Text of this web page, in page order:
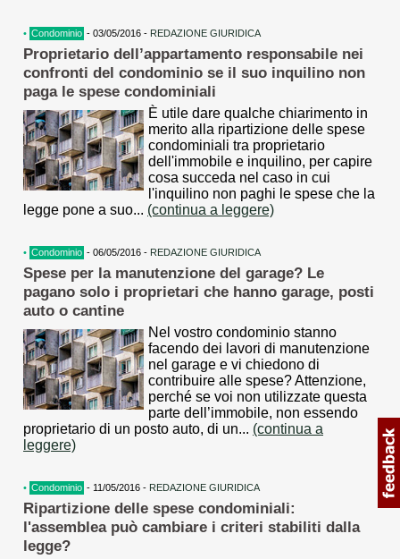
• Condominio - 03/05/2016 - REDAZIONE GIURIDICA
Proprietario dell’appartamento responsabile nei
confronti del condominio se il suo inquilino non
paga le spese condominiali
È utile dare qualche chiarimento in
merito alla ripartizione delle spese
condominiali tra proprietario
dell'immobile e inquilino, per capire
cosa succeda nel caso in cui
l'inquilino non paghi le spese che la
legge pone a suo... (continua a leggere)
• Condominio - 06/05/2016 - REDAZIONE GIURIDICA
Spese per la manutenzione del garage? Le
pagano solo i proprietari che hanno garage, posti
auto o cantine
Nel vostro condominio stanno
facendo dei lavori di manutenzione
nel garage e vi chiedono di
contribuire alle spese? Attenzione,
perché se voi non utilizzate questa
parte dell’immobile, non essendo
proprietario di un posto auto, di un... (continua a
leggere)
• Condominio - 11/05/2016 - REDAZIONE GIURIDICA
Ripartizione delle spese condominiali:
l'assemblea può cambiare i criteri stabiliti dalla
legge?